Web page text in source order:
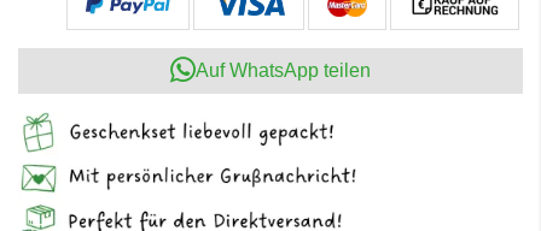
Auf WhatsApp teilen